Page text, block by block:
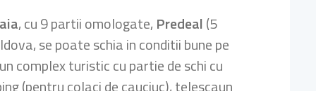
, cu 9 partii omologate, Predeal(5
se poate schia in conditii bune pe
complex turistic cu partie de schi cu
(pentru colaci de cauciuc), telescaun